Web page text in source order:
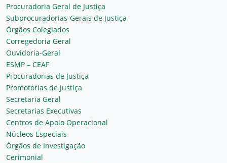
Procuradoria Geral de Justiça
Subprocuradorias-Gerais de Justiça
Órgãos Colegiados
Corregedoria Geral
Ouvidoria-Geral
ESMP – CEAF
Procuradorias de Justiça
Promotorias de Justiça
Secretaria Geral
Secretarias Executivas
Centros de Apoio Operacional
Núcleos Especiais
Órgãos de Investigação
Cerimonial